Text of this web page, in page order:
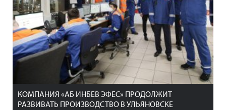
КОМПАНИЯ «АБ ИНБЕВ ЭФЕС» ПРОДОЛЖИТ
РАЗВИВАТЬ ПРОИЗВОДСТВО В УЛЬЯНОВСКЕ